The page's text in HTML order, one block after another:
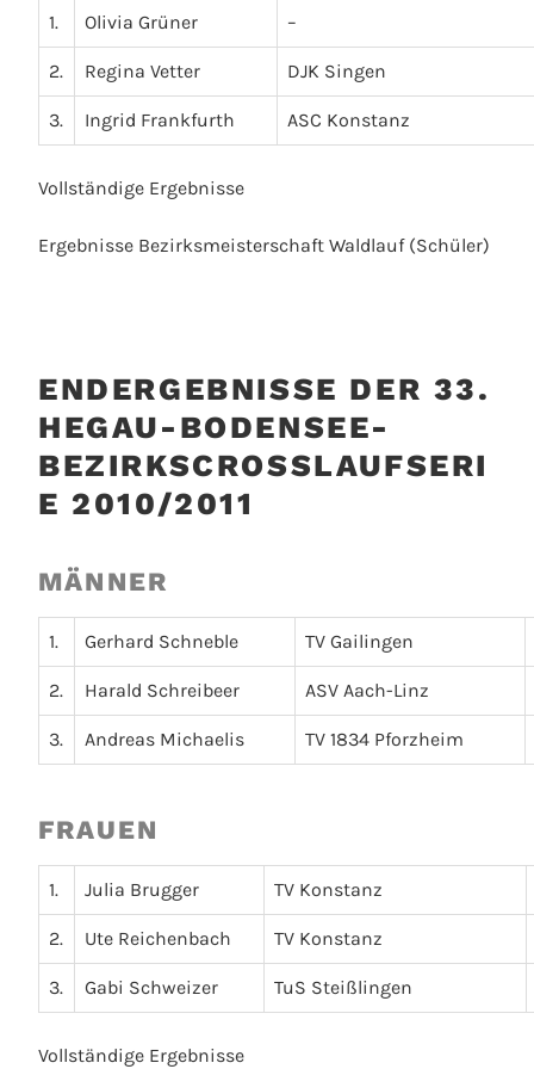
1. Olivia Grüner –
2. Regina Vetter DJK Singen
3. Ingrid Frankfurth ASC Konstanz
Vollständige Ergebnisse
Ergebnisse Bezirksmeisterschaft Waldlauf (Schüler)
ENDERGEBNISSE DER 33.
HEGAU-BODENSEE-
BEZIRKSCROSSLAUFSERI
E 2010/2011
MÄNNER
1. Gerhard Schneble TV Gailingen
2. Harald Schreibeer ASV Aach-Linz
3. Andreas Michaelis TV 1834 Pforzheim
FRAUEN
1. Julia Brugger TV Konstanz
2. Ute Reichenbach TV Konstanz
3. Gabi Schweizer TuS Steißlingen
Vollständige Ergebnisse